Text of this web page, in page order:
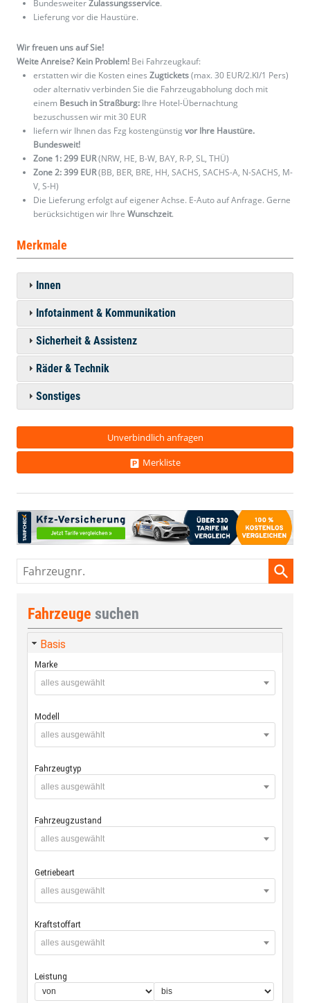
BundesweiterZulassungsservice.
Lieferung vor die Haustüre.
Wir freuen uns auf Sie!
Weite Anreise? Kein Problem! Bei Fahrzeugkauf:
erstatten wir die Kosten eines Zugtickets(max. 30 EUR/2.Kl/1 Pers)
oder alternativ verbinden Sie die Fahrzeugabholung doch mit
einem Besuch in Straßburg: Ihre Hotel-Übernachtung
bezuschussen wir mit 30 EUR
liefern wir Ihnen das Fzg kostengünstig vor Ihre Haustüre.
Bundesweit!
Zone 1: 299 EUR(NRW, HE, B-W, BAY, R-P, SL, THÜ)
Zone 2: 399 EUR(BB, BER, BRE, HH, SACHS, SACHS-A, N-SACHS, M-
V, S-H)
Die Lieferung erfolgt auf eigener Achse. E-Auto auf Anfrage. Gerne
berücksichtigen wir Ihre Wunschzeit.
Merkmale
Innen
Infotainment & Kommunikation
Sicherheit & Assistenz
Räder & Technik
Sonstiges
Unverbindlich anfragen
Merkliste
Fahrzeugnr.
Fahrzeuge suchen
Basis
Marke
alles ausgewählt
Modell
alles ausgewählt
Fahrzeugtyp
alles ausgewählt
Fahrzeugzustand
alles ausgewählt
Getriebeart
alles ausgewählt
Kraftstoffart
alles ausgewählt
Leistung